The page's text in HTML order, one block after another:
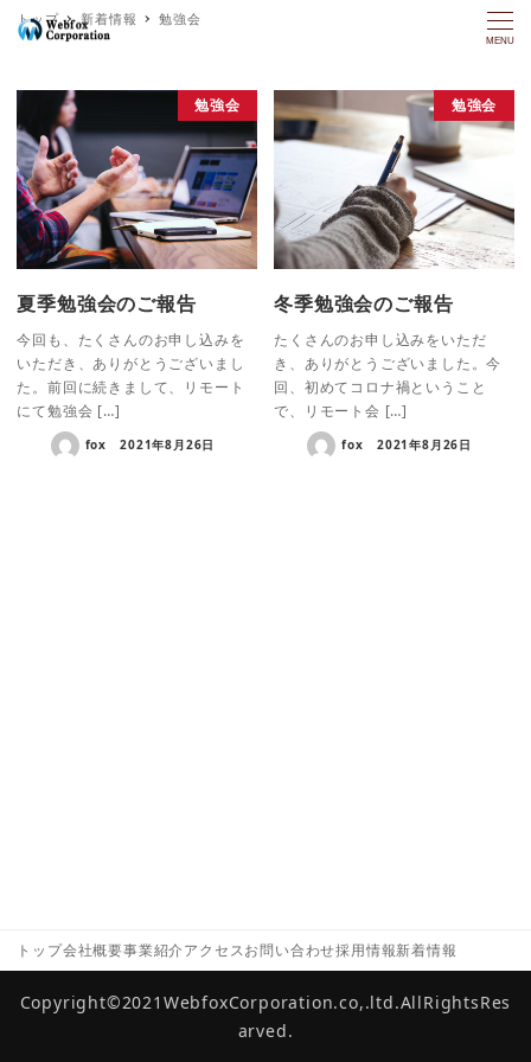
MENU
トップ 新着情報 勉強会
勉強会
夏季勉強会のご報告
今回も、たくさんのお申し込みを
いただき、ありがとうございまし
た。前回に続きまして、リモート
にて勉強会 […]
fox 2021年8月26日
勉強会
冬季勉強会のご報告
たくさんのお申し込みをいただ
き、ありがとうございました。今
回、初めてコロナ禍ということ
で、リモート会 […]
fox 2021年8月26日
トップ会社概要事業紹介アクセスお問い合わせ採用情報新着情報
Copyright©2021WebfoxCorporation.co,.ltd.AllRightsRes
arved.